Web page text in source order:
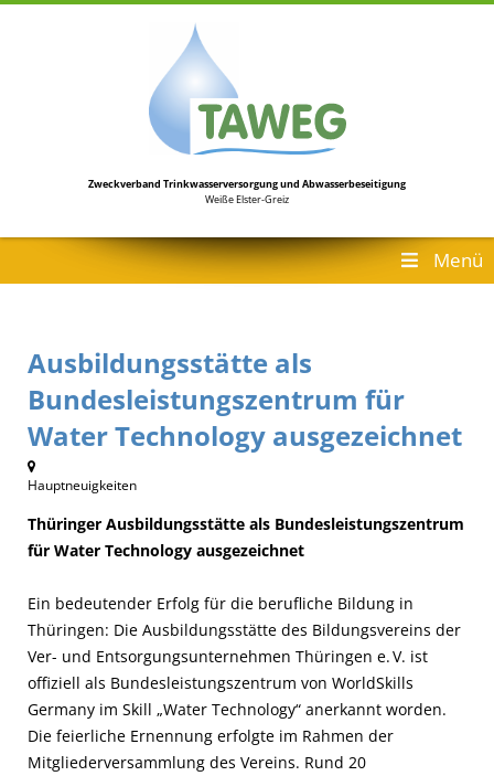
Zweckverband Trinkwasserversorgungund Abwasserbeseitigung
Weiße Elster-Greiz
Menü
Ausbildungsstätte als
Bundesleistungszentrum für
Water Technology ausgezeichnet
Hauptneuigkeiten
Thüringer Ausbildungsstätte als Bundesleistungszentrum
für Water Technology ausgezeichnet
Ein bedeutender Erfolg für die berufliche Bildung in
Thüringen: Die Ausbildungsstätte des Bildungsvereins der
Ver- und Entsorgungsunternehmen Thüringen e. V. ist
offiziell als Bundesleistungszentrum von WorldSkills
Germany im Skill „Water Technology“ anerkannt worden.
Die feierliche Ernennung erfolgte im Rahmen der
Mitgliederversammlung des Vereins. Rund 20